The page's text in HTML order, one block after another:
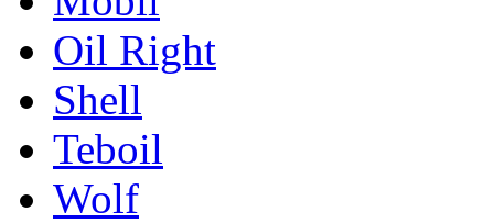
Oil Right
Shell
Teboil
Wolf